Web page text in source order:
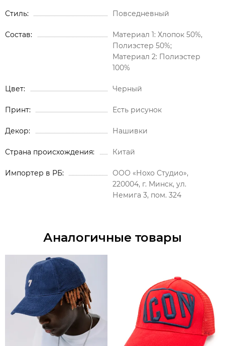
Стиль Повседневный
Состав
Материал 1: Хлопок 50%,
Полиэстер 50%;
Материал 2: Полиэстер
100%
Цвет Черный
Принт Есть рисунок
Декор Нашивки
Страна происхождения Китай
Импортер в РБ
ООО «Нохо Студио»,
220004, г. Минск, ул.
Немига 3, пом. 324
Аналогичные товары